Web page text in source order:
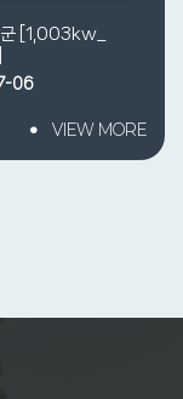
[1,003kw_
06
VIEW MORE